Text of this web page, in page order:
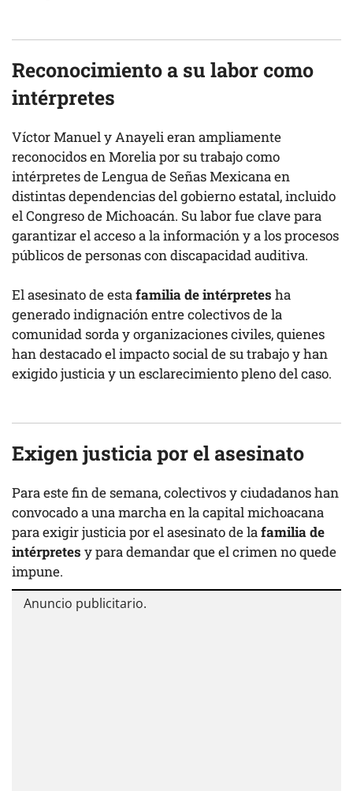
Reconocimiento a su labor como
intérpretes
Víctor Manuel y Anayeli eran ampliamente
reconocidos en Morelia por su trabajo como
intérpretes de Lengua de Señas Mexicana en
distintas dependencias del gobierno estatal, incluido
el Congreso de Michoacán. Su labor fue clave para
garantizar el acceso a la información y a los procesos
públicos de personas con discapacidad auditiva.
El asesinato de estafamilia de intérpretes ha
generado indignación entre colectivos de la
comunidad sorda y organizaciones civiles, quienes
han destacado el impacto social de su trabajo y han
exigido justicia y un esclarecimiento pleno del caso.
Exigen justicia por el asesinato
Para este fin de semana, colectivos y ciudadanos han
convocado a una marcha en la capital michoacana
para exigir justicia por el asesinato de lafamilia de
intérpretes y para demandar que el crimen no quede
impune.